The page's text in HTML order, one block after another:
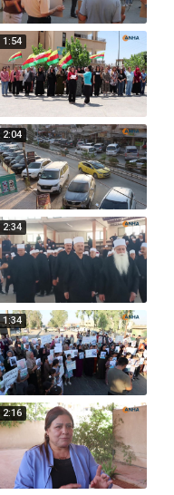
1:54
2:04
2:34
1:34
2:16